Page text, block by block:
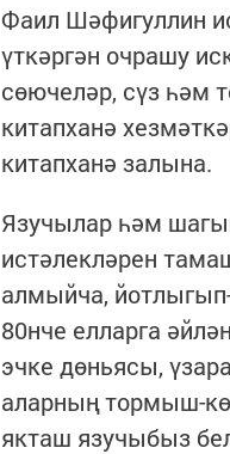
Фаил Шәфигуллин
үткәргән очрашу
сөючеләр, сүз һәм
китапханә
китапханә залына.
Язучылар һәм
истәлекләрен
алмыйча,
80нче елларга
эчке дөньясы,
аларның тормыш-
якташ язучыбыз